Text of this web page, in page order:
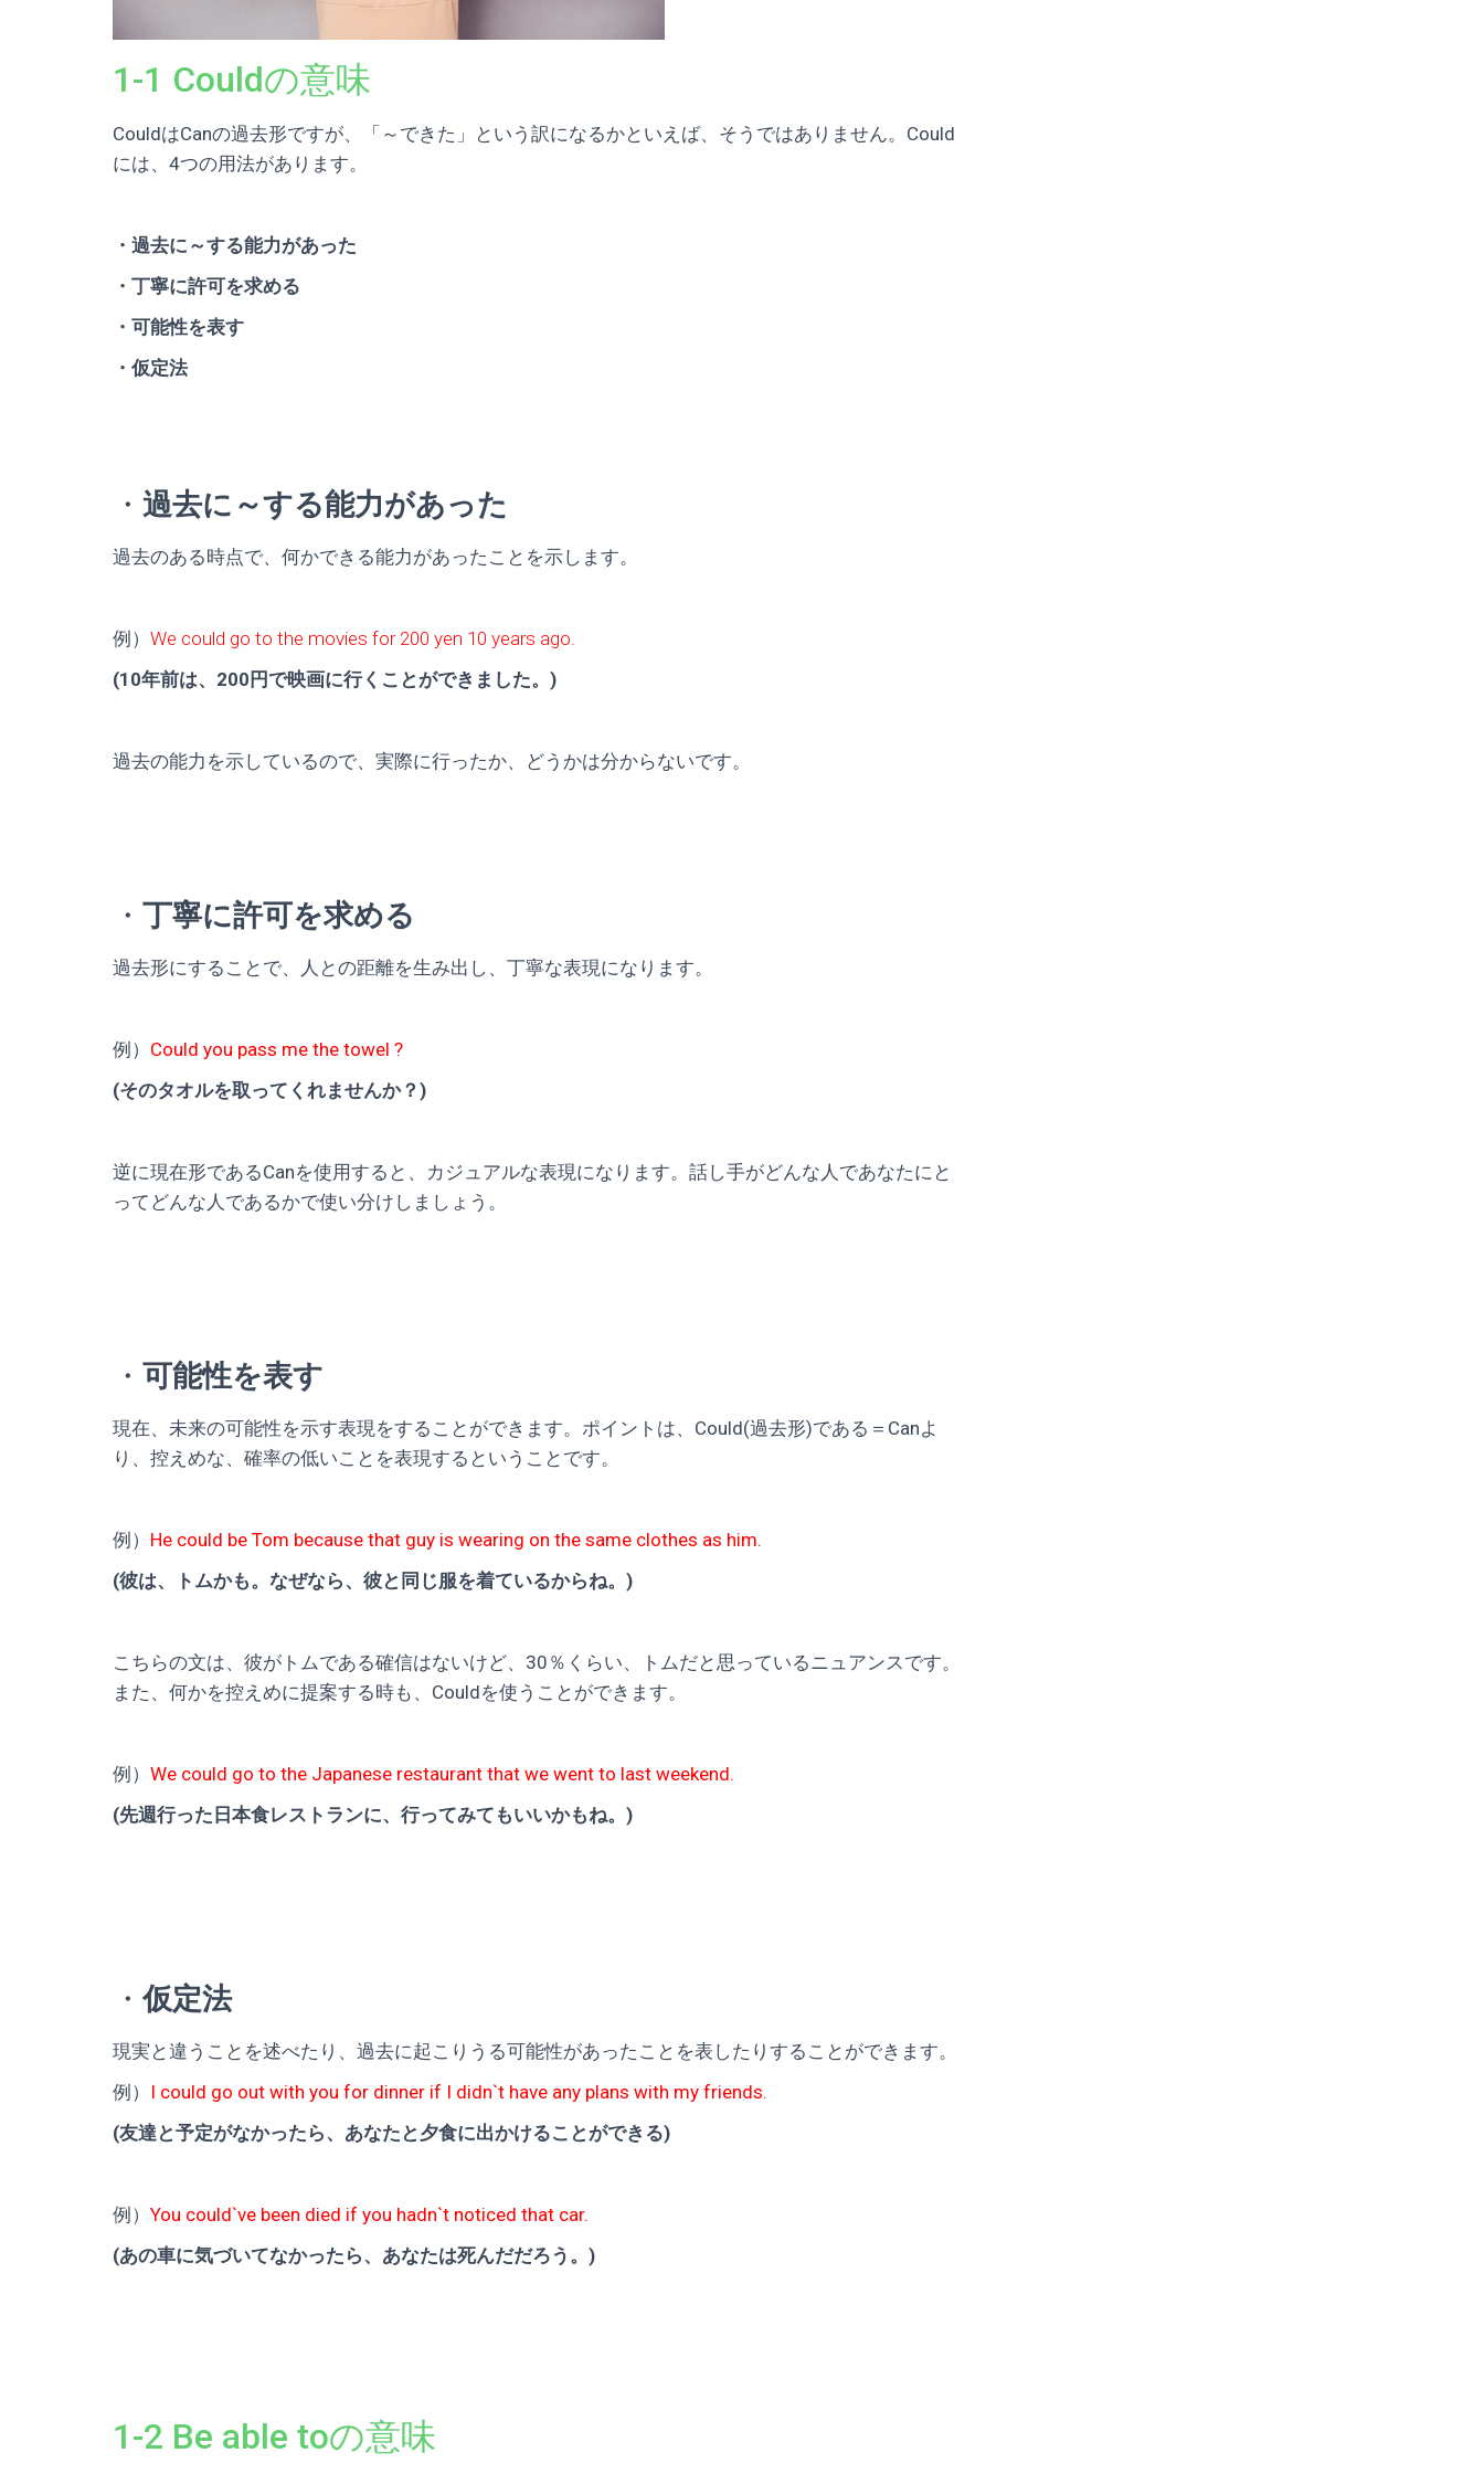
1-1 Couldの意味
CouldはCanの過去形ですが、「～できた」という訳になるかといえば、そうではありません。Could
には、4つの用法があります。
・過去に～する能力があった
・丁寧に許可を求める
・可能性を表す
・仮定法
・ 過去に～する能力があった
過去のある時点で、何かできる能力があったことを示します。
例） We could go to the movies for 200 yen 10 years ago.
(10年前は、200円で映画に行くことができました。)
過去の能力を示しているので、実際に行ったか、どうかは分からないです。
・ 丁寧に許可を求める
過去形にすることで、人との距離を生み出し、丁寧な表現になります。
例） Could you pass me the towel ?
(そのタオルを取ってくれませんか？)
逆に現在形であるCanを使用すると、カジュアルな表現になります。話し手がどんな人であなたにと
ってどんな人であるかで使い分けしましょう。
・ 可能性を表す
現在、未来の可能性を示す表現をすることができます。ポイントは、Could(過去形)である＝Canよ
り、控えめな、確率の低いことを表現するということです。
例） He could be Tom because that guy is wearing on the same clothes as him.
(彼は、トムかも。なぜなら、彼と同じ服を着ているからね。)
こちらの文は、彼がトムである確信はないけど、30％くらい、トムだと思っているニュアンスです。
また、何かを控えめに提案する時も、Couldを使うことができます。
例） We could go to the Japanese restaurant that we went to last weekend.
(先週行った日本食レストランに、行ってみてもいいかもね。)
・仮定法
現実と違うことを述べたり、過去に起こりうる可能性があったことを表したりすることができます。
例） I could go out with you for dinner if I didn`t have any plans with my friends.
(友達と予定がなかったら、あなたと夕食に出かけることができる)
例） You could`ve been died if you hadn`t noticed that car.
(あの車に気づいてなかったら、あなたは死んだだろう。)
1-2 Be able toの意味